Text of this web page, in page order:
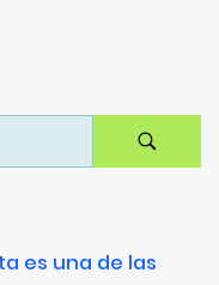
es una de las